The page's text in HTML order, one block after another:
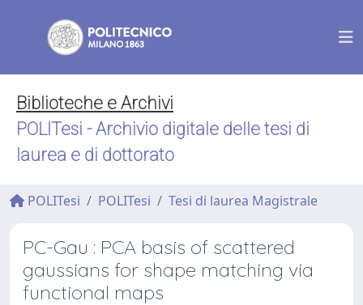
Biblioteche e Archivi
POLITesi - Archivio digitale delle tesi di
laurea e di dottorato
POLITesi POLITesi Tesi di laurea Magistrale
PC-Gau : PCA basis of scattered
gaussians for shape matching via
functional maps